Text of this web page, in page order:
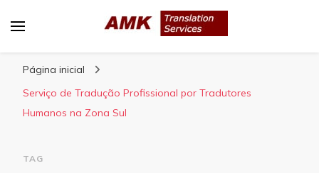
livre, tradução técnica, interpretação
consecutiva, interpretação simultânea, etc.
Página inicial
Serviço de Tradução Profissional por Tradutores
Humanos na Zona Sul
TAG